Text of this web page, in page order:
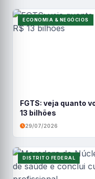
ECONOMIA & NEGÓCIOS
FGTS: veja quanto
13 bilhões
29/07/2026
DISTRITO FEDERAL